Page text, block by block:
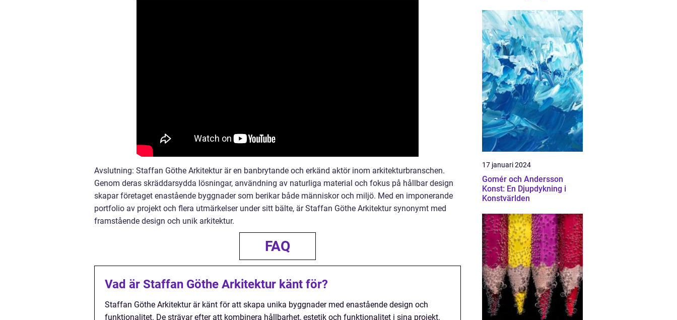
Avslutning: Staffan Göthe Arkitektur är en banbrytande och erkänd aktör inom arkitekturbranschen.
Genom deras skräddarsydda lösningar, användning av naturliga material och fokus på hållbar design
skapar företaget enastående byggnader som berikar både människor och miljö. Med en imponerande
portfolio av projekt och flera utmärkelser under sitt bälte, är Staffan Göthe Arkitektur synonymt med
framstående design och unik arkitektur.
FAQ
Vad är Staffan Göthe Arkitektur känt för?
Staffan Göthe Arkitektur är känt för att skapa unika byggnader med enastående design och
funktionalitet. De strävar efter att kombinera hållbarhet, estetik och funktionalitet i sina projekt.
17 januari 2024
Gomér och Andersson
Konst: En Djupdykning i
Konstvärlden